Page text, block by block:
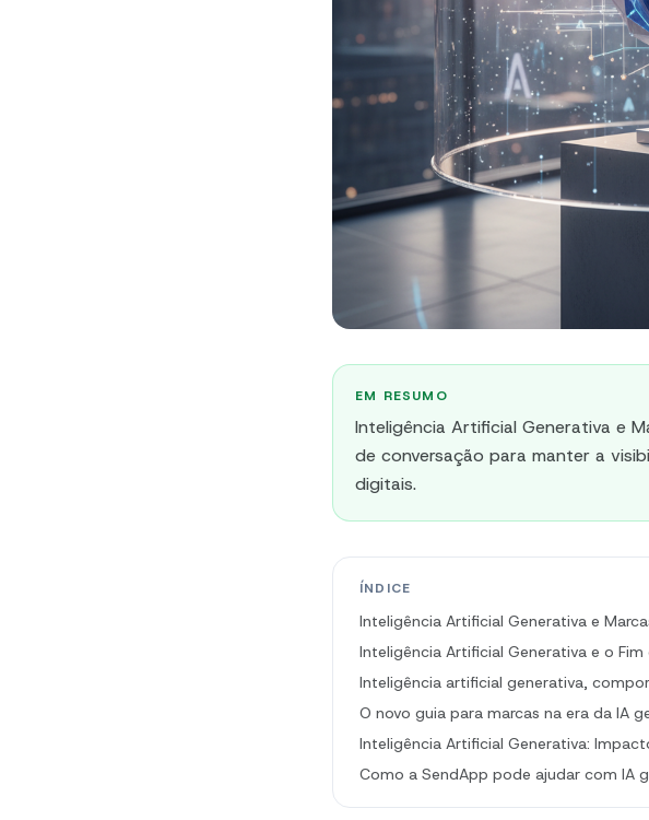
EM RESUMO
Inteligência Artificial Generativa e
de conversação para manter a
digitais.
ÍNDICE
Inteligência Artificial Generativa e
Inteligência Artificial Generativa e o Fim
Inteligência artificial generativa,
O novo guia para marcas na era da IA
Inteligência Artificial Generativa:
Como a SendApp pode ajudar com IA